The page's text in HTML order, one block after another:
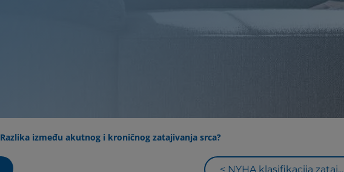
Razlika između akutnog i kroničnog zatajivanja srca?
< NYHA klasifikacija zataj...